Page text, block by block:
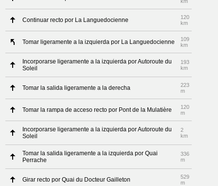
Continuar recto por La Languedocienne
120
km
Tomar ligeramente a la izquierda por La Languedocienne
109
km
Incorporarse ligeramente a la izquierda por Autoroute du
Soleil
193
km
Tomar la salida ligeramente a la derecha
223
m
Tomar la rampa de acceso recto por Pont de la Mulatière
120
m
Incorporarse ligeramente a la izquierda por Autoroute du
Soleil
2
km
Tomar la salida ligeramente a la izquierda por Quai
Perrache
336
m
Girar recto por Quai du Docteur Gailleton
529
m